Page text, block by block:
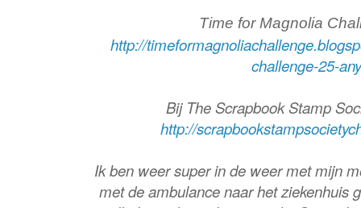
Time for Magnolia
http://
challenge-25-
Bij The Scrapbook Stamp
http://
Ik ben weer super in de weer met mijn
met de ambulance naar het ziekenhuis